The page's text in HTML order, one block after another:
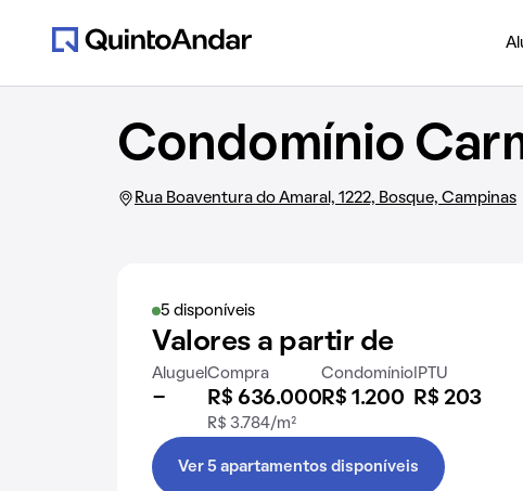
Condomínio
Rua Boaventura do Amaral, 1222, Bosque, Campinas
5 disponíveis
Valores a partir de
Aluguel
-
Compra
R$ 636.000
R$ 3.784/m²
Condomínio
R$ 1.200
IPTU
R$ 203
Ver 5 apartamentos disponíveis